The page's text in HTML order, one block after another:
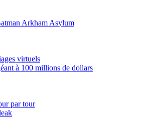
Arkham Asylum
virtuels
à 100 millions de dollars
par tour